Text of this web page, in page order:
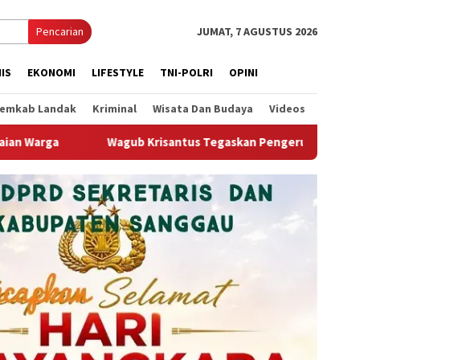
Pencarian JUMAT, 7 AGUSTUS 2026
EKONOMI LIFESTYLE TNI-POLRI OPINI
Landak Kriminal Wisata Dan Budaya Videos
Tegaskan Pengerukan Alur Sungai Kapuas Mendesak Demi Menjaga Stabilitas